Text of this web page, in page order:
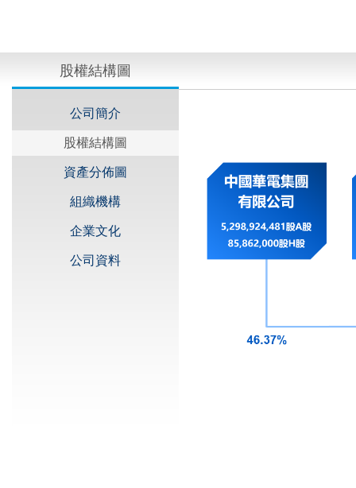
股權結構圖
公司簡介
股權結構圖
資產分佈圖
組織機構
企業文化
公司資料